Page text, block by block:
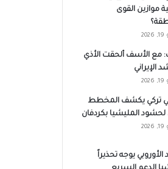
موازين القوى
مع الأسف ألحقت الأذي
الإيراني
تركي يكشف المخطط
لحشود المليشيا بكردفان
الأوروبي يوجه تحذيراً